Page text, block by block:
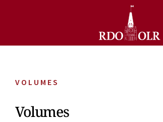
VOLUMES
Volumes